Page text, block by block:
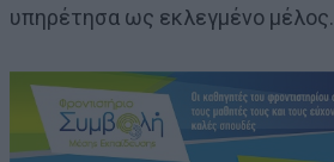
υπηρέτησα ως εκλεγμένο μέλος.